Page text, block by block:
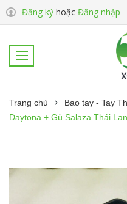
Đăng ký hoặc Đăng nhập
Trang chủ Bao tay - Tay
Daytona + Gù Salaza Thái